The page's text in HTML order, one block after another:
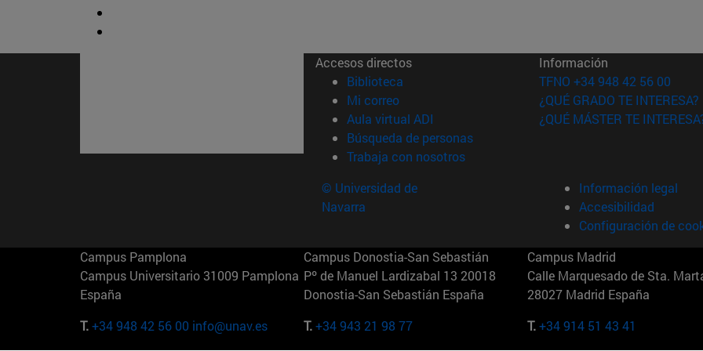
Accesos directos
Biblioteca (abre en nueva ventana)
Mi correo(abre en nueva ventana)
Aula virtual ADI (abre en nueva ventana)
Búsqueda de personas(abre en nueva ventana)
Trabaja con nosotros(abre en nueva ventana)
Información
TFNO +34 948 42 56 00
¿QUÉ GRADO TE INTERESA?
¿QUÉ MÁSTER TE
© Universidad de
Navarra
Información legal
Accesibilidad
Configuración de
Campus Pamplona
Campus Universitario 31009 Pamplona
España
T.+34 948 42 56 00 info@unav.es
Campus Donostia-San Sebastián
Pº de Manuel Lardizabal 13 20018
Donostia-San Sebastián España
T.+34 943 21 98 77
Campus Madrid
Calle Marquesado de Sta.
28027 Madrid España
T.+34 914 51 43 41